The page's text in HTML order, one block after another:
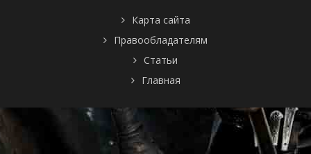
Карта сайта
Правообладателям
Статьи
Главная